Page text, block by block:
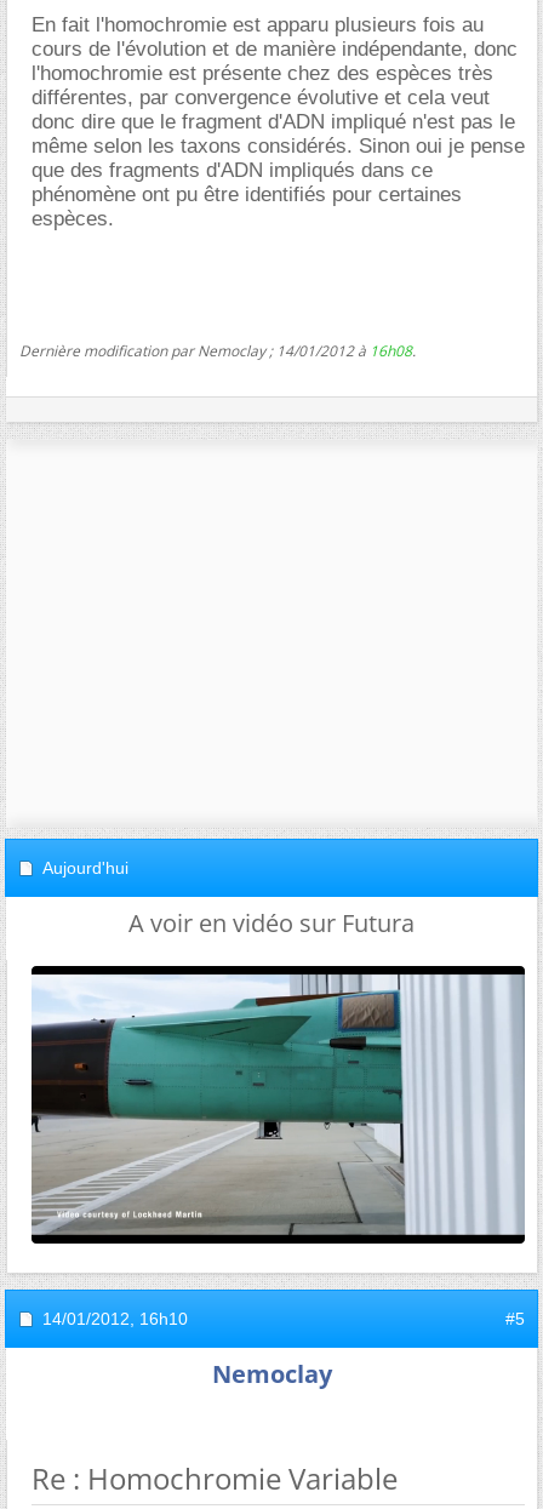
En fait l'homochromie est apparu plusieurs fois au
cours de l'évolution et de manière indépendante, donc
l'homochromie est présente chez des espèces très
différentes, par convergence évolutive et cela veut
donc dire que le fragment d'ADN impliqué n'est pas le
même selon les taxons considérés. Sinon oui je pense
que des fragments d'ADN impliqués dans ce
phénomène ont pu être identifiés pour certaines
espèces.
Dernière modification par Nemoclay ; 14/01/2012 à 16h08.
Aujourd'hui
A voir en vidéo sur Futura
14/01/2012, 16h10 #5
Nemoclay
Re : Homochromie Variable